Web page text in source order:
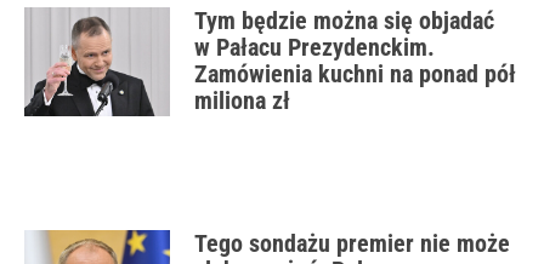
Tym będzie można się objadać
w Pałacu Prezydenckim.
Zamówienia kuchni na ponad pół
miliona zł
Tego sondażu premier nie może